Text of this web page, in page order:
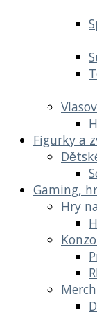
Figurky a
Gaming,
Hry